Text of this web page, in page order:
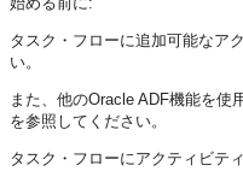
タスク・フローに追加可能なア
い。
また、他のOracle ADF機能を使
を参照してください。
タスク・フローにアクティビテ